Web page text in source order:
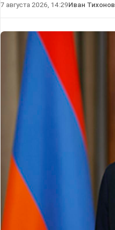
7 августа 2026, 14:29Иван Тихонов